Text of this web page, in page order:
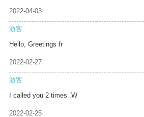
2022-04-03
游客
Hello, Greetings fr
2022-02-27
游客
I called you 2 times. W
2022-02-25